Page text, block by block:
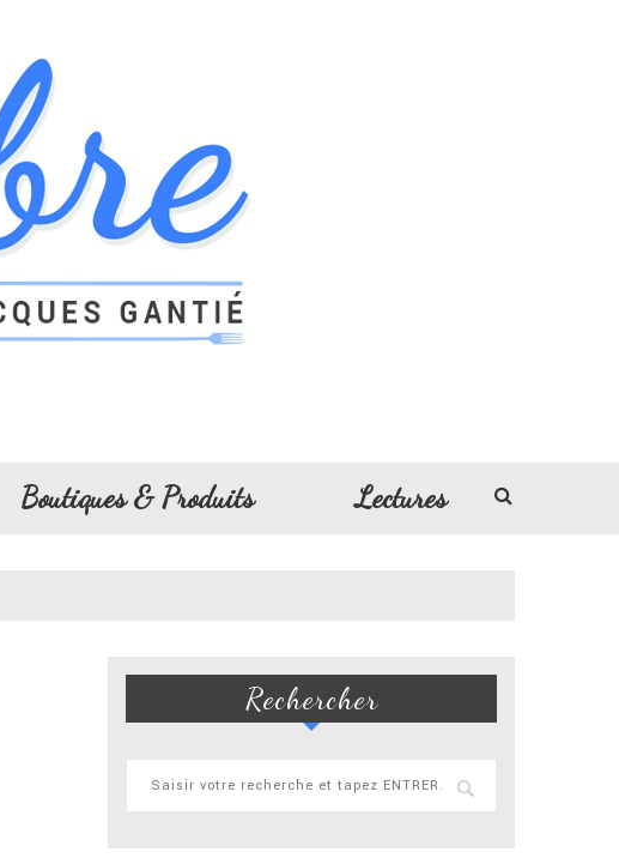
Boutiques & Produits Lectures
Rechercher